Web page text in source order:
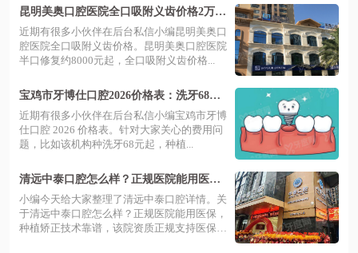
昆明美奥口腔医院全口吸附义齿价格2万
起，半口8千稳固舒适值得选
近期有很多小伙伴在后台私信小编昆明美奥口
腔医院全口吸附义齿价格。昆明美奥口腔医院
半口修复约8000元起，全口吸附义齿价格...
宝鸡市牙博仕口腔2026价格表：洗牙68元
起，种植牙2980元起，矫正6800元起，种
牙矫正透明实惠！
近期有很多小伙伴在后台私信小编宝鸡市牙博
仕口腔 2026 价格表。针对大家关心的费用问
题，比如该机构种洗牙68元起，种植...
清远中泰口腔怎么样？正规医院能用医保
+种植矫正技术靠谱+静福路27号地址
小编今天给大家整理了清远中泰口腔详情。关
于清远中泰口腔怎么样？正规医院能用医保，
种植矫正技术靠谱，该院资质正规支持医保